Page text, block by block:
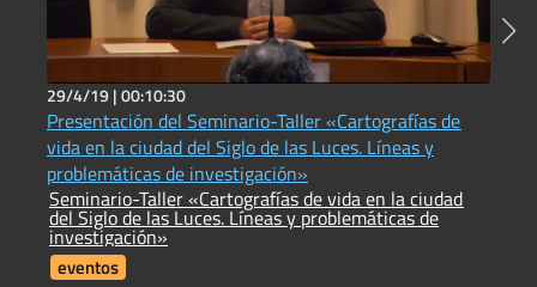
29/4/19 |00:10:30
Presentación del Seminario-Taller «Cartografías de
vida en la ciudad del Siglo de las Luces. Líneas y
problemáticas de investigación»
Seminario-Taller «Cartografías de vida en la ciudad
del Siglo de las Luces. Líneas y problemáticas de
investigación»
eventos